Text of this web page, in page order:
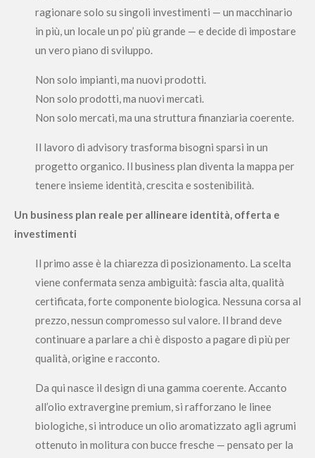
ragionare solo su singoli investimenti — un macchinario
in più, un locale un po’ più grande — e decide di impostare
un vero piano di sviluppo.
Non solo impianti, ma nuovi prodotti.
Non solo prodotti, ma nuovi mercati.
Non solo mercati, ma una struttura finanziaria coerente.
Il lavoro di advisory trasforma bisogni sparsi in un
progetto organico. Il business plan diventa la mappa per
tenere insieme identità, crescita e sostenibilità.
Un business plan reale per allineare identità, offerta e
investimenti
Il primo asse è la chiarezza di posizionamento. La scelta
viene confermata senza ambiguità: fascia alta, qualità
certificata, forte componente biologica. Nessuna corsa al
prezzo, nessun compromesso sul valore. Il brand deve
continuare a parlare a chi è disposto a pagare di più per
qualità, origine e racconto.
Da qui nasce il design di una gamma coerente. Accanto
all’olio extravergine premium, si rafforzano le linee
biologiche, si introduce un olio aromatizzato agli agrumi
ottenuto in molitura con bucce fresche — pensato per la